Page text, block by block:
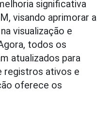
significativa
visando aprimorar a
visualização e
todos os
atualizados para
registros ativos e
oferece os